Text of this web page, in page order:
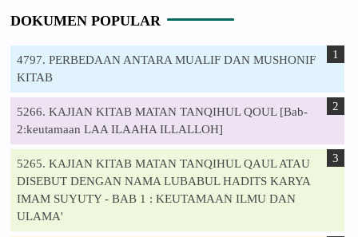
DOKUMEN POPULAR
4797. PERBEDAAN ANTARA MUALIF DAN MUSHONIF
KITAB
5266. KAJIAN KITAB MATAN TANQIHUL QOUL [Bab-
2:keutamaan LAA ILAAHA ILLALLOH]
5265. KAJIAN KITAB MATAN TANQIHUL QAUL ATAU
DISEBUT DENGAN NAMA LUBABUL HADITS KARYA
IMAM SUYUTY - BAB 1 : KEUTAMAAN ILMU DAN
ULAMA'